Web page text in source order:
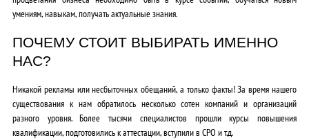
умениям, навыкам, получать актуальные знания.
ПОЧЕМУ СТОИТ ВЫБИРАТЬ ИМЕННО
НАС?
Никакой рекламы или несбыточных обещаний, а только факты! За время нашего
существования к нам обратилось несколько сотен компаний и организаций
разного уровня. Более тысячи специалистов прошли курсы повышения
квалификации, подготовились к аттестации, вступили в СРО и т.д.